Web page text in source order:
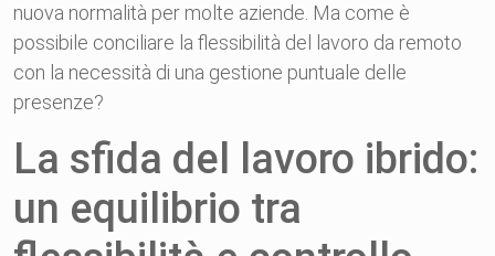
nuova normalità per molte aziende. Ma come è
possibile conciliare la flessibilità del lavoro da remoto
con la necessità di una gestione puntuale delle
presenze?
La sfida del lavoro ibrido:
un equilibrio tra